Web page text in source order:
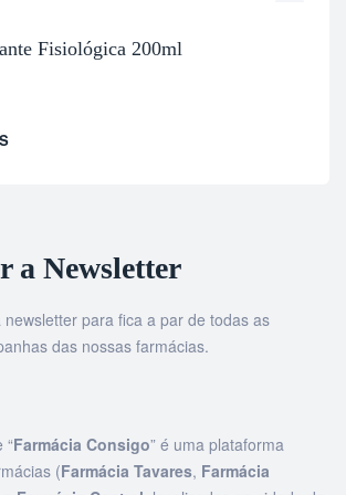
Fisiológica 200ml
a Newsletter
newsletter para fica a par de todas as
das nossas farmácias.
“Farmácia Consigo” é uma plataforma
(Farmácia Tavares, Farmácia